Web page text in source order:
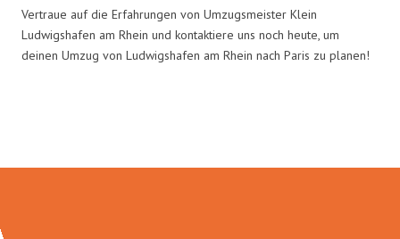
Vertraue auf die Erfahrungen von Umzugsmeister Klein
Ludwigshafen am Rhein und kontaktiere uns noch heute, um
deinen Umzug von Ludwigshafen am Rhein nach Paris zu planen!